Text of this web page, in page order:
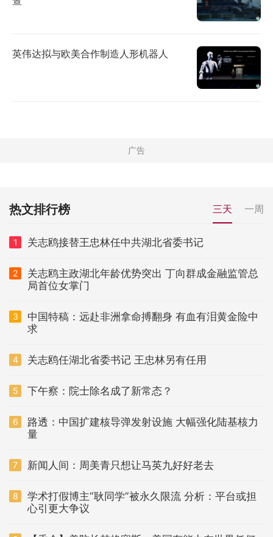
英伟达拟与欧美合作制造人形机器人
热文排行榜 三天 一周
1 关志鸥接替王忠林任中共湖北省委书记
2
关志鸥主政湖北年龄优势突出 丁向群成金融监管总
局首位女掌门
3
中国特稿：远赴非洲拿命搏翻身 有血有泪黄金险中
求
4 关志鸥任湖北省委书记 王忠林另有任用
5 下午察：院士除名成了新常态？
6
路透：中国扩建核导弹发射设施 大幅强化陆基核力
量
7 新闻人间：周美青只想让马英九好好老去
8
学术打假博主“耿同学”被永久限流 分析：平台或担
心引更大争议